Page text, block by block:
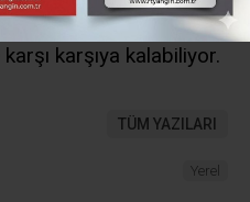
yağışlar nedeniyle
karşıya kalabiliyor.
TÜM YAZILARI
Yerel